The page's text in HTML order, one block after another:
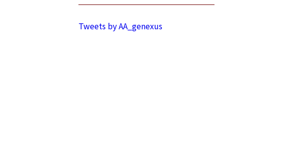
Tweets by AA_genexus